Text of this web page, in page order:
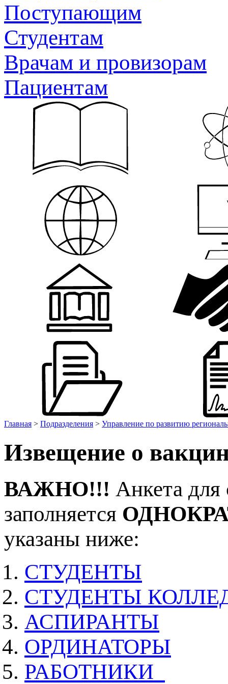
Поступающим
Студентам
Врачам и провизорам
Пациентам
Главная > Подразделения > Управление по развитию
Извещение о
ВАЖНО!!! Анкета
заполняется
указаны ниже:
СТУДЕНТЫ
СТУДЕНТЫ
АСПИРАНТЫ
ОРДИНАТОРЫ
РАБОТНИКИ